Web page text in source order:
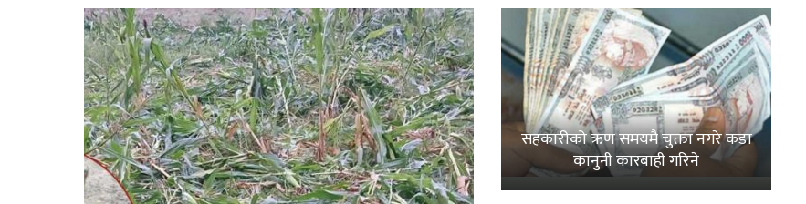
सहकारीको ऋण समयमै चुक्ता नगरे कडा
कानुनी कारबाही गरिने